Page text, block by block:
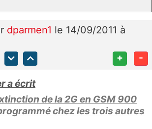
dparmen1 le 14/09/2011 à
+ -
a écrit
de la 2G en GSM 900
chez les trois autres